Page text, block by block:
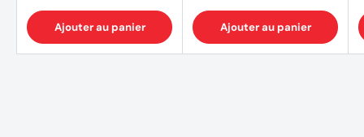
Ajouter au panier Ajouter au panier